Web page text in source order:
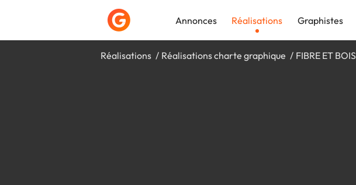
Annonces Réalisations Graphistes
Réalisations Réalisations charte graphique FIBRE ET BOIS